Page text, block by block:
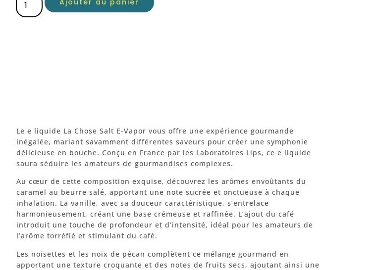
Le e liquide La Chose Salt E-Vapor vous offre une expérience gourmande
inégalée, mariant savamment différentes saveurs pour créer une symphonie
délicieuse en bouche. Conçu en France par les Laboratoires Lips, ce e liquide
saura séduire les amateurs de gourmandises complexes.
Au cœur de cette composition exquise, découvrez les arômes envoûtants du
caramel au beurre salé, apportant une note sucrée et onctueuse à chaque
inhalation. La vanille, avec sa douceur caractéristique, s’entrelace
harmonieusement, créant une base crémeuse et raffinée. L’ajout du café
introduit une touche de profondeur et d’intensité, idéal pour les amateurs de
l’arôme torréfié et stimulant du café.
Les noisettes et les noix de pécan complètent ce mélange gourmand en
apportant une texture croquante et des notes de fruits secs, ajoutant ainsi une